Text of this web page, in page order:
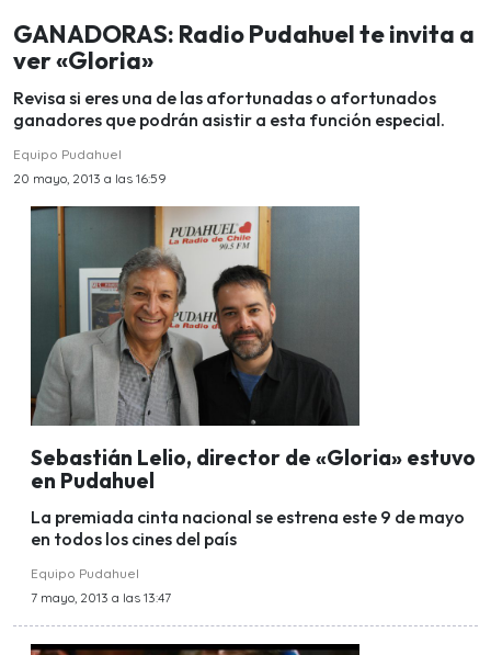
GANADORAS: Radio Pudahuel te invita a
ver «Gloria»
Revisa si eres una de las afortunadas o afortunados
ganadores que podrán asistir a esta función especial.
Equipo Pudahuel
20 mayo, 2013 a las 16:59
Sebastián Lelio, director de «Gloria» estuvo
en Pudahuel
La premiada cinta nacional se estrena este 9 de mayo
en todos los cines del país
Equipo Pudahuel
7 mayo, 2013 a las 13:47